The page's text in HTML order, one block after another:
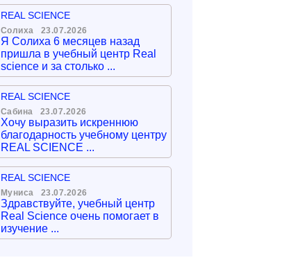
REAL SCIENCE
Солиха 23.07.2026
Я Солиха 6 месяцев назад
пришла в учебный центр Real
science и за столько ...
REAL SCIENCE
Сабина 23.07.2026
Хочу выразить искреннюю
благодарность учебному центру
REAL SCIENCE ...
REAL SCIENCE
Муниса 23.07.2026
Здравствуйте, учебный центр
Real Science очень помогает в
изучение ...